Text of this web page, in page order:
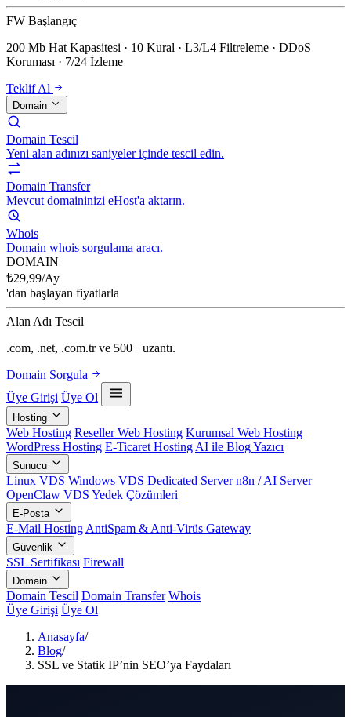
FW Başlangıç
200 Mb Hat Kapasitesi · 10 Kural · L3/L4 Filtreleme · DDoS
Koruması · 7/24 İzleme
Teklif Al
Domain
Domain Tescil
Yeni alan adınızı saniyeler içinde tescil edin.
Domain Transfer
Mevcut domaininizi eHost'a aktarın.
Whois
Domain whois sorgulama aracı.
DOMAIN
₺29,99/Ay
'dan başlayan fiyatlarla
Alan Adı Tescil
.com, .net, .com.tr ve 500+ uzantı.
Domain Sorgula
Üye Girişi Üye Ol
Hosting
Web Hosting Reseller Web Hosting Kurumsal Web Hosting
WordPress Hosting E-Ticaret Hosting AI ile Blog Yazıcı
Sunucu
Linux VDS Windows VDS Dedicated Server n8n / AI Server
OpenClaw VDS Yedek Çözümleri
E-Posta
E-Mail Hosting AntiSpam & Anti-Virüs Gateway
Güvenlik
SSL Sertifikası Firewall
Domain
Domain Tescil Domain Transfer Whois
Üye Girişi Üye Ol
Anasayfa/
Blog/
SSL ve Statik IP’nin SEO’ya Faydaları